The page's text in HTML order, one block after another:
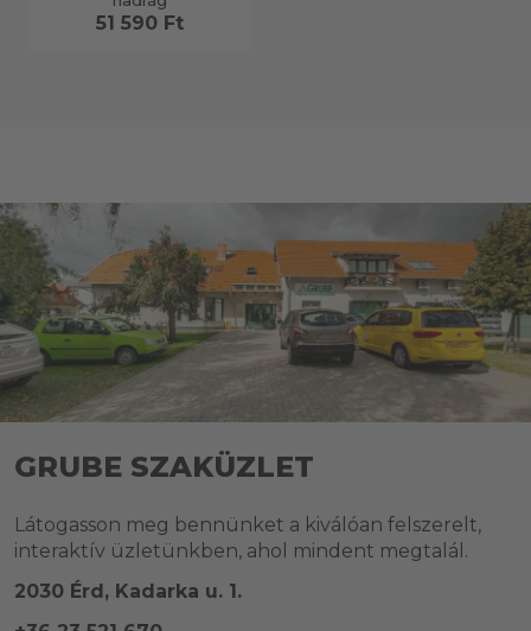
51 590 Ft
GRUBE SZAKÜZLET
Látogasson meg bennünket a kiválóan felszerelt,
interaktív üzletünkben, ahol mindent megtalál.
2030 Érd, Kadarka u. 1.